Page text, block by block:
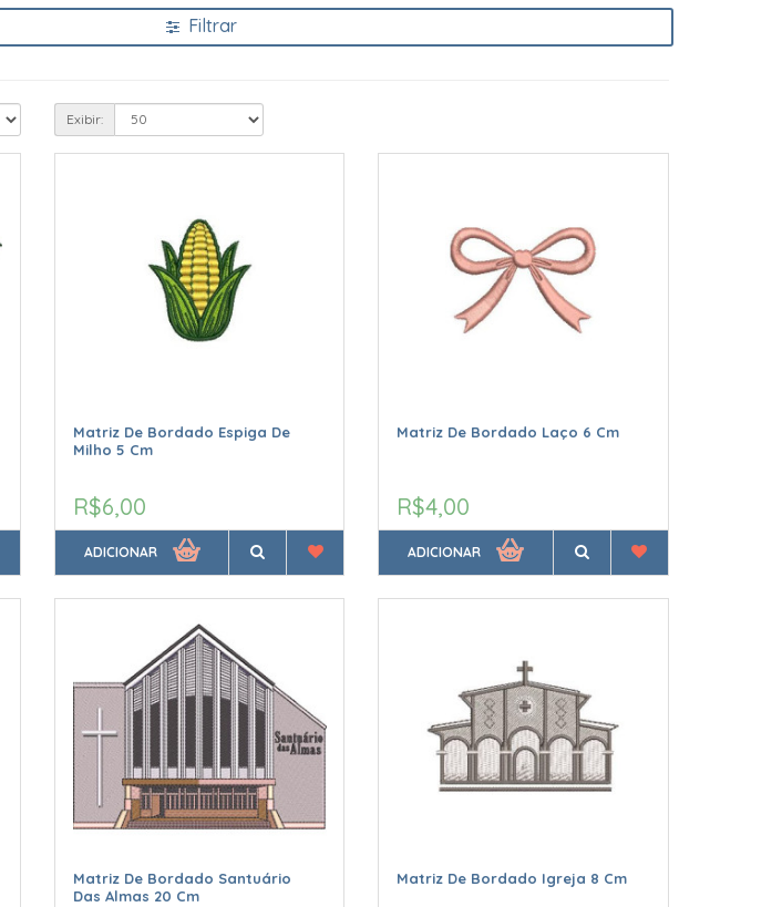
Filtrar
Exibir:
Matriz De Bordado Espiga De
Milho 5 Cm
R$6,00
ADICIONAR
Matriz De Bordado Laço 6 Cm
R$4,00
ADICIONAR
Matriz De Bordado Santuário
Das Almas 20 Cm
Matriz De Bordado Igreja 8 Cm